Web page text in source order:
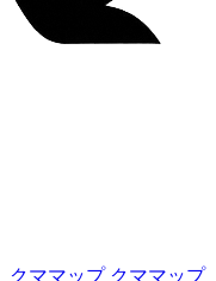
クママップ クママップ